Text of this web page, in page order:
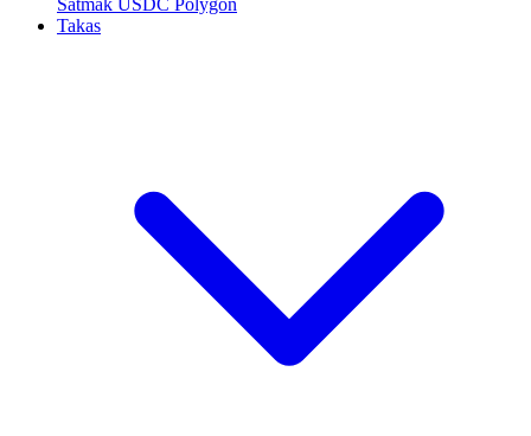
Satmak USDC Polygon
Takas